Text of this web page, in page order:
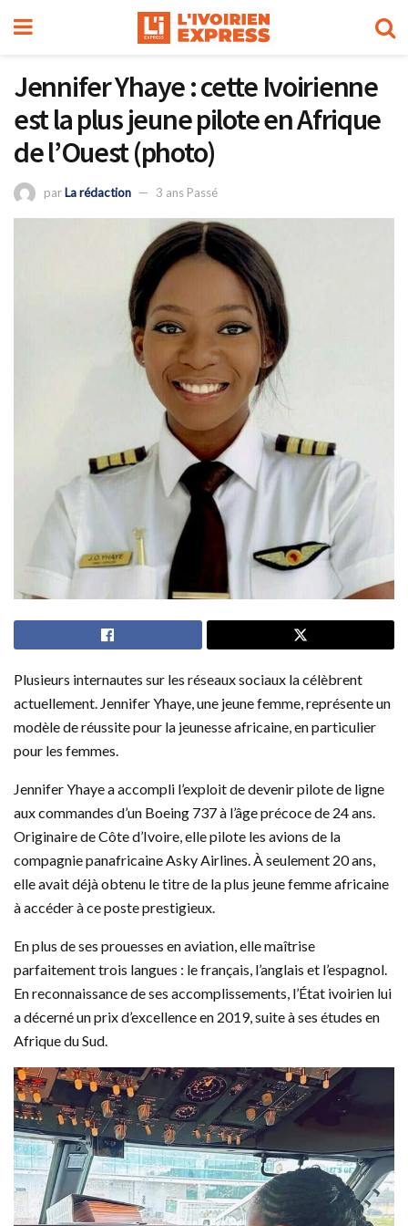
Jennifer Yhaye : cette Ivoirienne
est la plus jeune pilote en Afrique
de l’Ouest (photo)
parLa rédaction 3 ans Passé
Plusieurs internautes sur les réseaux sociaux la célèbrent
actuellement. Jennifer Yhaye, une jeune femme, représente un
modèle de réussite pour la jeunesse africaine, en particulier
pour les femmes.
Jennifer Yhaye a accompli l’exploit de devenir pilote de ligne
aux commandes d’un Boeing 737 à l’âge précoce de 24 ans.
Originaire de Côte d’Ivoire, elle pilote les avions de la
compagnie panafricaine Asky Airlines. À seulement 20 ans,
elle avait déjà obtenu le titre de la plus jeune femme africaine
à accéder à ce poste prestigieux.
En plus de ses prouesses en aviation, elle maîtrise
parfaitement trois langues : le français, l’anglais et l’espagnol.
En reconnaissance de ses accomplissements, l’État ivoirien lui
a décerné un prix d’excellence en 2019, suite à ses études en
Afrique du Sud.